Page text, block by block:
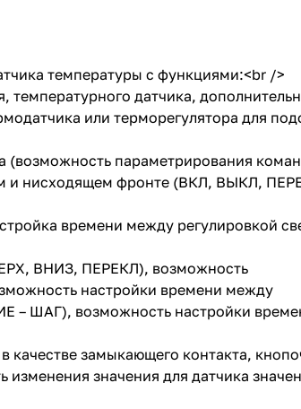
температуры с функциями:<br />
датчика,
или терморегулятора для
(возможность параметрирования
и нисходящем фронте (ВКЛ, ВЫКЛ,
времени между регулировкой
ВНИЗ, ПЕРЕКЛ), возможность
настройки времени между
– ШАГ), возможность настройки
качестве замыкающего контакта,
значения для датчика